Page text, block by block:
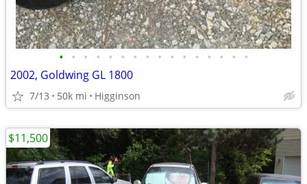
• • • • • • • • • • • • • • • •
2002, Goldwing GL 1800
7/13 50k mi Higginson
$11,500